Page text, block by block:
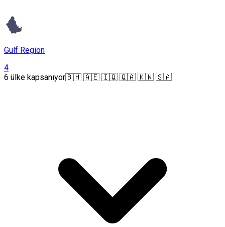
Gulf Region
4
6 ülke kapsanıyor🇧🇭 🇦🇪 🇮🇶 🇶🇦 🇰🇼 🇸🇦